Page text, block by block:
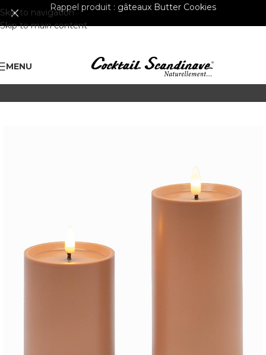
Skip to navigation
Skip to main content
Rappel produit : gâteaux Butter Cookies
MENU